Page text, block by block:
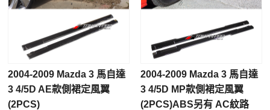
2004-2009 Mazda 3 馬自達
3 4/5D AE款側裙定風翼
(2PCS)
2004-2009 Mazda 3 馬自達
3 4/5D MP款側裙定風翼
(2PCS)ABS另有 AC紋路